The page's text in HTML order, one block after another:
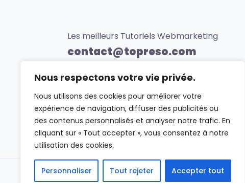
Nous respectons votre vie privée.
Nous utilisons des cookies pour améliorer votre
expérience de navigation, diffuser des publicités ou
des contenus personnalisés et analyser notre trafic. En
cliquant sur « Tout accepter », vous consentez à notre
utilisation des cookies.
Personnaliser Tout rejeter Accepter tout
Les meilleurs Tutoriels Webmarketing
contact@topreso.com